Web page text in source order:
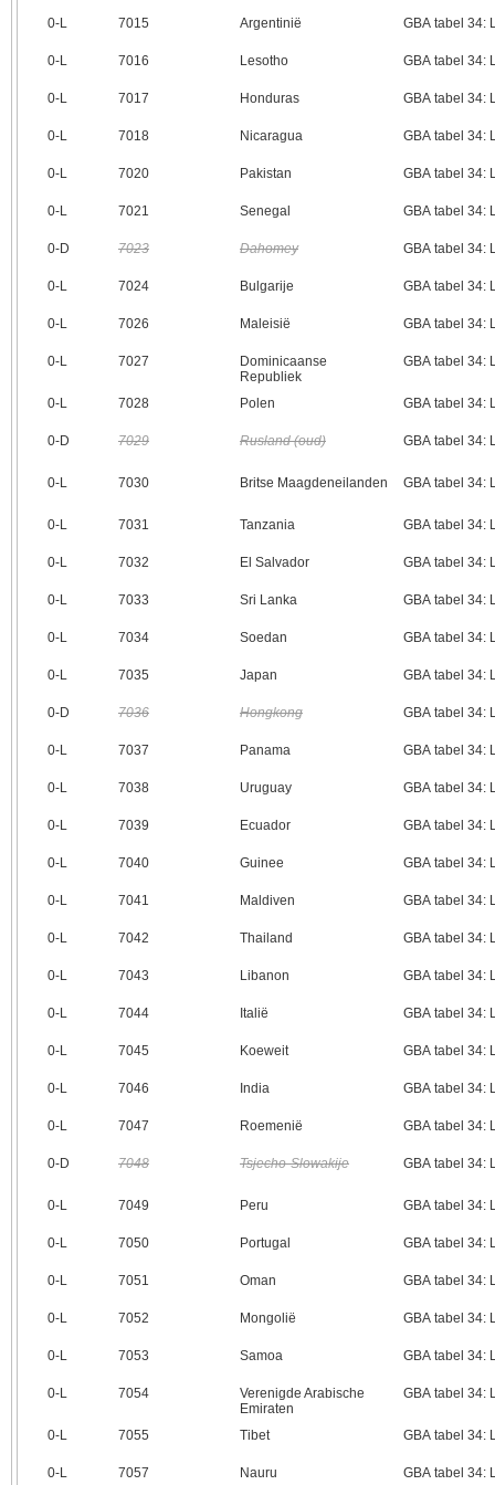
0‑L 7015 Argentinië GBA tabel 34:
0‑L 7016 Lesotho GBA tabel 34:
0‑L 7017 Honduras GBA tabel 34:
0‑L 7018 Nicaragua GBA tabel 34:
0‑L 7020 Pakistan GBA tabel 34:
0‑L 7021 Senegal GBA tabel 34:
0‑D 7023 Dahomey GBA tabel 34:
0‑L 7024 Bulgarije GBA tabel 34:
0‑L 7026 Maleisië GBA tabel 34:
0‑L 7027
Dominicaanse
Republiek
GBA tabel 34:
0‑L 7028 Polen GBA tabel 34:
0‑D 7029 Rusland (oud) GBA tabel 34:
0‑L 7030 Britse Maagdeneilanden GBA tabel 34:
0‑L 7031 Tanzania GBA tabel 34:
0‑L 7032 El Salvador GBA tabel 34:
0‑L 7033 Sri Lanka GBA tabel 34:
0‑L 7034 Soedan GBA tabel 34:
0‑L 7035 Japan GBA tabel 34:
0‑D 7036 Hongkong GBA tabel 34:
0‑L 7037 Panama GBA tabel 34:
0‑L 7038 Uruguay GBA tabel 34:
0‑L 7039 Ecuador GBA tabel 34:
0‑L 7040 Guinee GBA tabel 34:
0‑L 7041 Maldiven GBA tabel 34:
0‑L 7042 Thailand GBA tabel 34:
0‑L 7043 Libanon GBA tabel 34:
0‑L 7044 Italië GBA tabel 34:
0‑L 7045 Koeweit GBA tabel 34:
0‑L 7046 India GBA tabel 34:
0‑L 7047 Roemenië GBA tabel 34:
0‑D 7048 Tsjecho-Slowakije GBA tabel 34:
0‑L 7049 Peru GBA tabel 34:
0‑L 7050 Portugal GBA tabel 34:
0‑L 7051 Oman GBA tabel 34:
0‑L 7052 Mongolië GBA tabel 34:
0‑L 7053 Samoa GBA tabel 34:
0‑L 7054
Verenigde Arabische
Emiraten
GBA tabel 34:
0‑L 7055 Tibet GBA tabel 34:
0‑L 7057 Nauru GBA tabel 34: